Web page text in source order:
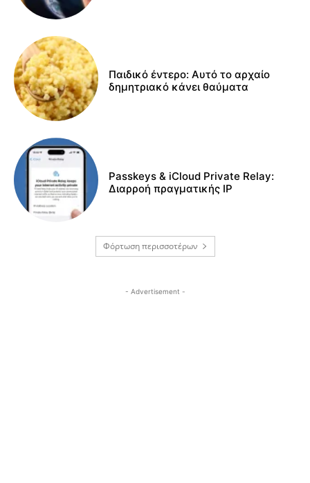
Παιδικό έντερο: Αυτό το αρχαίο
δημητριακό κάνει θαύματα
Passkeys & iCloud Private Relay:
Διαρροή πραγματικής IP
Φόρτωση περισσοτέρων
- Advertisement -